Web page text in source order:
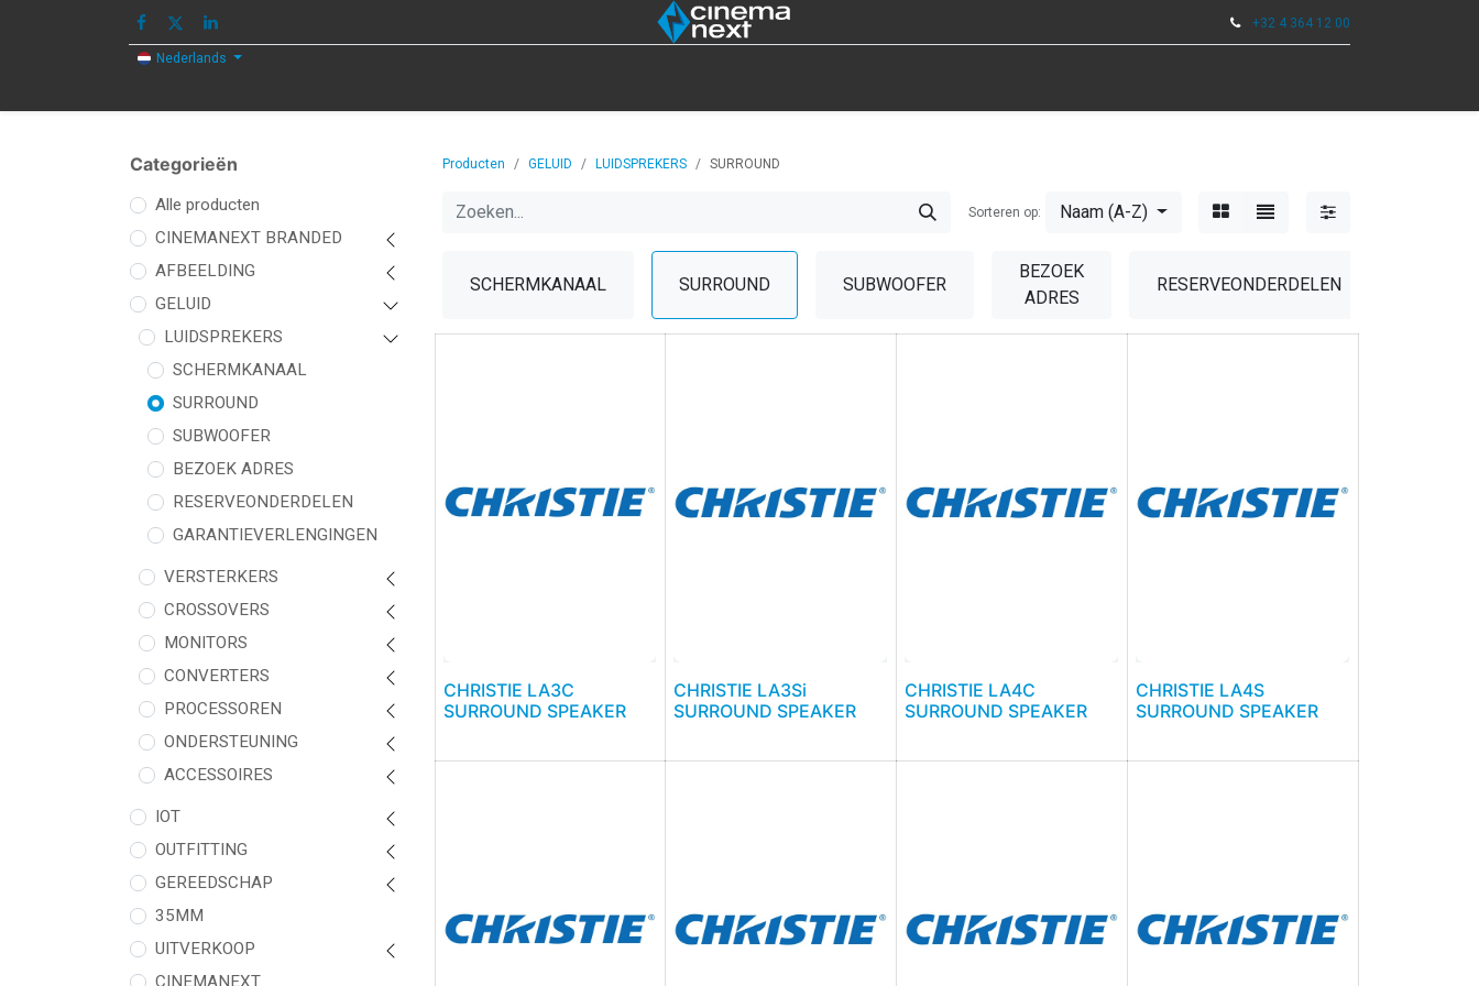
+32 4 364 12 00
Nederlands
Categorieën
Alle producten
CINEMANEXT BRANDED
AFBEELDING
GELUID
LUIDSPREKERS
SCHERMKANAAL
SURROUND
SUBWOOFER
BEZOEK ADRES
RESERVEONDERDELEN
GARANTIEVERLENGINGEN
VERSTERKERS
CROSSOVERS
MONITORS
CONVERTERS
PROCESSOREN
ONDERSTEUNING
ACCESSOIRES
IOT
OUTFITTING
GEREEDSCHAP
35MM
UITVERKOOP
Producten GELUID LUIDSPREKERS SURROUND
Sorteren op: Naam (A-Z)
SCHERMKANAAL SURROUND SUBWOOFER
BEZOEK
ADRES
RESERVEONDERDELEN
CHRISTIE LA3C
SURROUND SPEAKER
CHRISTIE LA3Si
SURROUND SPEAKER
CHRISTIE LA4C
SURROUND SPEAKER
CHRISTIE LA4S
SURROUND SPEAKER